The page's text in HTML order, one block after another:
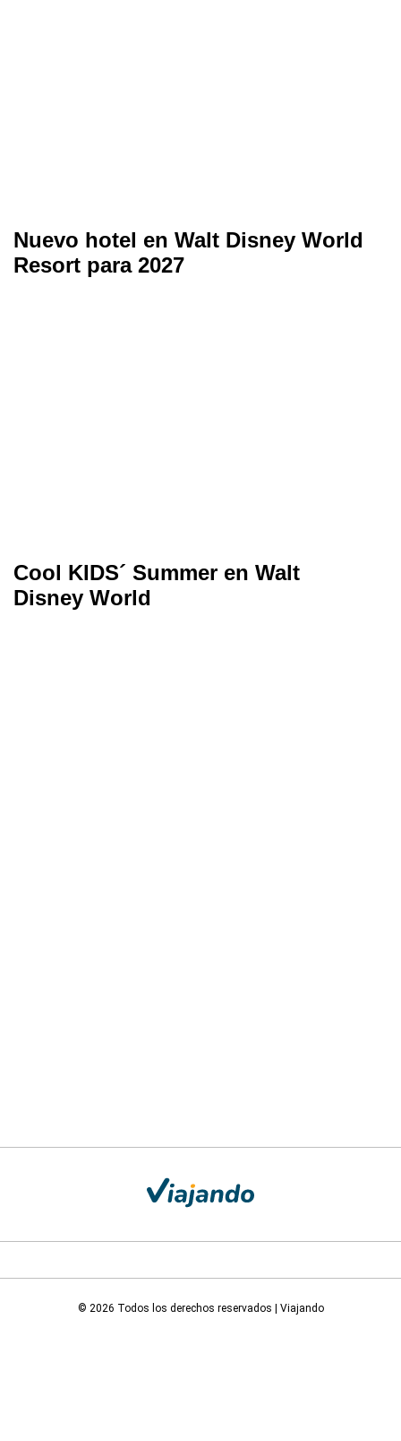
Nuevo hotel en Walt Disney World
Resort para 2027
Cool KIDS´ Summer en Walt
Disney World
© 2026 Todos los derechos reservados | Viajando